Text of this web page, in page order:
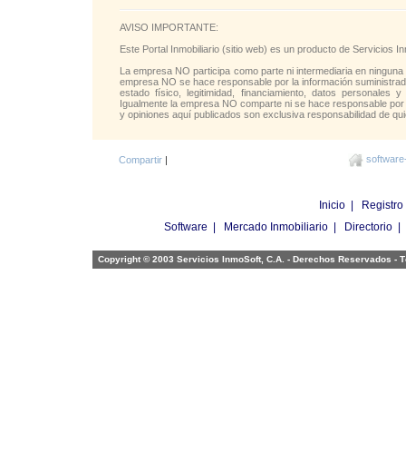
AVISO IMPORTANTE:
Este Portal Inmobiliario (sitio web) es un producto de Servicios
La empresa NO participa como parte ni intermediaria en
empresa NO se hace responsable por la información
estado físico, legitimidad, financiamiento, datos personales
Igualmente la empresa NO comparte ni se hace responsable
y opiniones aquí publicados son exclusiva responsabilidad de
Compartir
Inicio Registro
Software
Mercado Inmobiliario Directorio
Copyright © 2003 Servicios InmoSoft, C.A. - Derechos Reservados -